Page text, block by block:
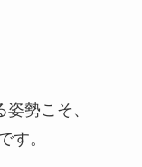
勢こそ、
す。